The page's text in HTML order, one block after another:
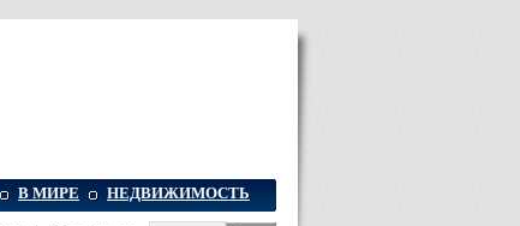
В МИРЕ НЕДВИЖИМОСТЬ